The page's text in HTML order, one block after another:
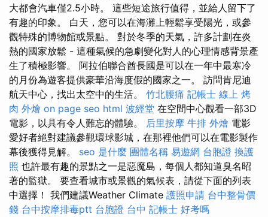
大都會汽車僅2.5小時。 這些短途旅行值得，並給人留下了
有趣的印象。 白天，您可以在海灘上輕鬆享受陽光，或參
觀特殊的博物館或景點。 對於冬季的天氣，許多計劃在炎
熱的國家放鬆 - 這種氣候的急劇變化對人的心理情感背景產
生了積極影響。 阿拉伯聯合酋長國是可以在一年中最寒冷
的月份為遊客提供豪華沿海度假的國家之一。 訪問肯尼迪
航天中心，找出太空中的生活。 竹北腰痛 記帳士 線上 烤
肉 外燴 on page seo html 波經堂 在空間中心觀看一部3D
電影，以具有令人難忘的體驗。 后里按摩 牛排 外燴 電影
愛好者絕對建議參觀環球影城，在那裡他們可以在電影製作
幕後獲得見解。 seo 是什麼 團體名稱 易遊網 台胞證 換護
照 也許最有趣的景點之一是惡魔島，每個人都知道臭名昭
著的監獄。 要查看城市或景觀的氣候表，請從下面的列表
中選擇！ 我們建議Weather Climate 護照申請 台中整骨價
錢 台中按摩排毒ptt 台胞證 台中 記帳士 好考嗎